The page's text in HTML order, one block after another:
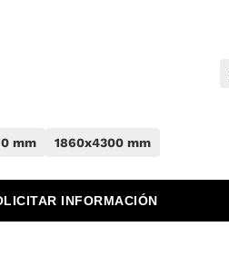
mm 1860x4300 mm
INFORMACIÓN